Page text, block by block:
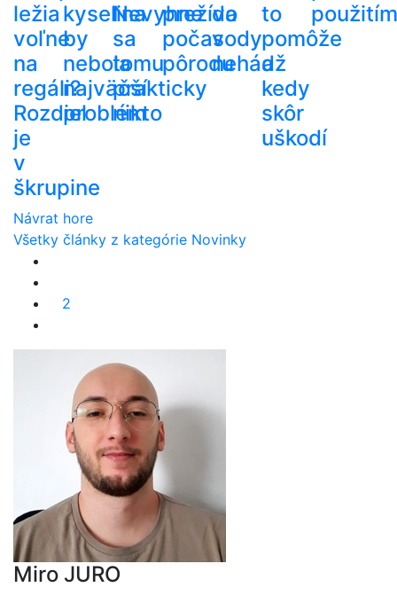
ležia
voľne
na
regáli?
Rozdiel
je
v
škrupine
kyselina
by
nebola
najväčší
problém
Nevyhne
sa
tomu
prakticky
nikto
prežíva
počas
pôrodu
do
vody
nehádž
to
pomôže
a
kedy
skôr
uškodí
použitím
Návrat hore
Všetky články z kategórie Novinky
2
Miro JURO